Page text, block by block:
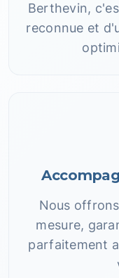
Berthevin,
reconnue et
Nous
mesure,
parfaitement